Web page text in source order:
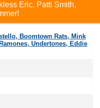
Eric, Patti Smith,
Boomtown Rats, Mink
Undertones, Eddie